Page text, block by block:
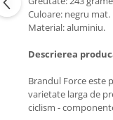
Culoare: negru mat.
Material: aluminiu.
Descrierea
Brandul Force este
varietate larga de
ciclism -